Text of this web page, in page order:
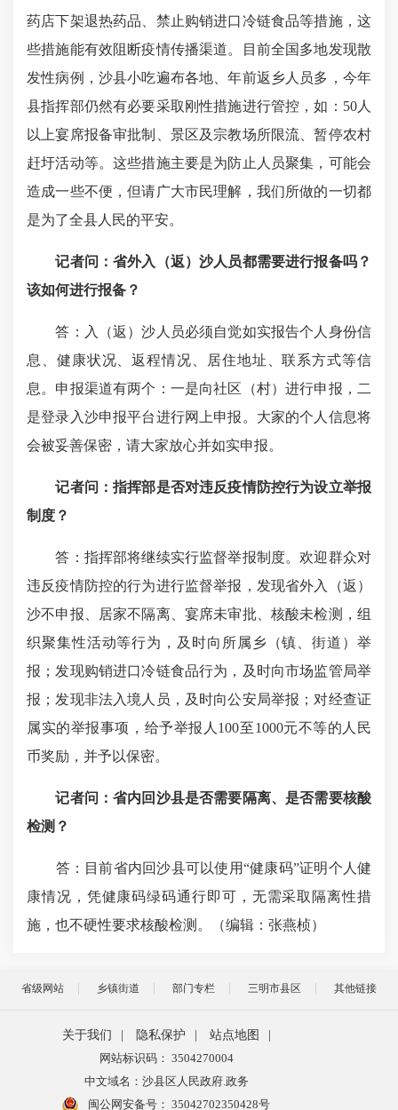
药店下架退热药品、禁止购销进口冷链食品等措施，这
些措施能有效阻断疫情传播渠道。目前全国多地发现散
发性病例，沙县小吃遍布各地、年前返乡人员多，今年
县指挥部仍然有必要采取刚性措施进行管控，如：50人
以上宴席报备审批制、景区及宗教场所限流、暂停农村
赶圩活动等。这些措施主要是为防止人员聚集，可能会
造成一些不便，但请广大市民理解，我们所做的一切都
是为了全县人民的平安。
记者问：省外入（返）沙人员都需要进行报备吗？
该如何进行报备？
答：入（返）沙人员必须自觉如实报告个人身份信
息、健康状况、返程情况、居住地址、联系方式等信
息。申报渠道有两个：一是向社区（村）进行申报，二
是登录入沙申报平台进行网上申报。大家的个人信息将
会被妥善保密，请大家放心并如实申报。
记者问：指挥部是否对违反疫情防控行为设立举报
制度？
答：指挥部将继续实行监督举报制度。欢迎群众对
违反疫情防控的行为进行监督举报，发现省外入（返）
沙不申报、居家不隔离、宴席未审批、核酸未检测，组
织聚集性活动等行为，及时向所属乡（镇、街道）举
报；发现购销进口冷链食品行为，及时向市场监管局举
报；发现非法入境人员，及时向公安局举报；对经查证
属实的举报事项，给予举报人100至1000元不等的人民
币奖励，并予以保密。
记者问：省内回沙县是否需要隔离、是否需要核酸
检测？
答：目前省内回沙县可以使用“健康码”证明个人健
康情况，凭健康码绿码通行即可，无需采取隔离性措
施，也不硬性要求核酸检测。（编辑：张燕桢）
省级网站 乡镇街道 部门专栏 三明市县区 其他链接
关于我们 隐私保护 站点地图
网站标识码： 3504270004
中文域名：沙县区人民政府.政务
闽公网安备号： 35042702350428号